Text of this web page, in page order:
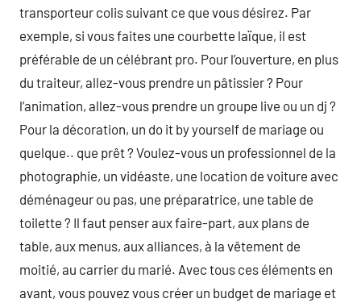
transporteur colis suivant ce que vous désirez. Par
exemple, si vous faites une courbette laïque, il est
préférable de un célébrant pro. Pour l’ouverture, en plus
du traiteur, allez-vous prendre un pâtissier ? Pour
l’animation, allez-vous prendre un groupe live ou un dj ?
Pour la décoration, un do it by yourself de mariage ou
quelque.. que prêt ? Voulez-vous un professionnel de la
photographie, un vidéaste, une location de voiture avec
déménageur ou pas, une préparatrice, une table de
toilette ? Il faut penser aux faire-part, aux plans de
table, aux menus, aux alliances, à la vêtement de
moitié, au carrier du marié. Avec tous ces éléments en
avant, vous pouvez vous créer un budget de mariage et